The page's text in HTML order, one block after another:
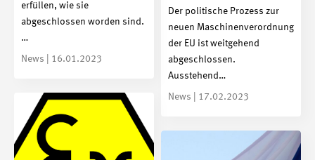
Der politische Prozess zur
neuen Maschinenverordnung
der EU ist weitgehend
abgeschlossen.
Ausstehend…
News | 17.02.2023
erfüllen, wie sie
abgeschlossen worden sind.
…
News | 16.01.2023